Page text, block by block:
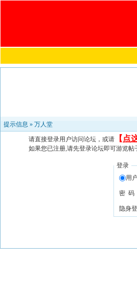
提示信息 » 万人堂
请直接登录用户访问论坛，或请 【 点
如果您已注册,请先登录论坛即可游览帖
登录
用
密 码
隐身